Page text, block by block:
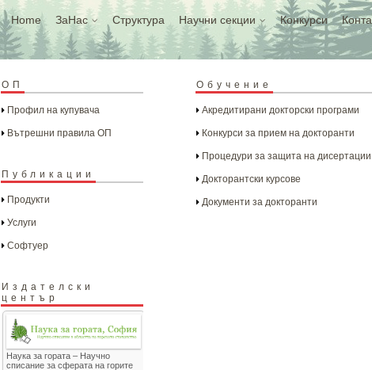
Home ЗаНас Структура Научни секции Конкурси
ОП
Профил на купувача
Вътрешни правила ОП
Публикации
Продукти
Услуги
Софтуер
Издателски
център
Наука за гората – Научно
списание за сферата на горите
Обучение
Акредитирани докторски програми
Конкурси за прием на докторанти
Процедури за защита на дисертации
Докторантски курсове
Документи за докторанти